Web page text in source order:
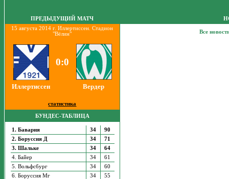
ПРЕДЫДУЩИЙ МАТЧ
15 августа 2014 г. Иллертиссен. Стадион
"Вёлин"
0:0
Иллертиссен Вердер
статистика
БУНДЕС-ТАБЛИЦА
1. Бавария 34
90
2. Боруссия Д
34
71
3. Шальке
34
64
4. Байер
34
61
5. Вольфсбург
34
60
6. Боруссия Мг
34
55
Все